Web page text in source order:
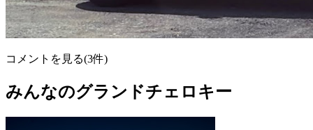
コメントを見る(3件)
みんなのグランドチェロキー